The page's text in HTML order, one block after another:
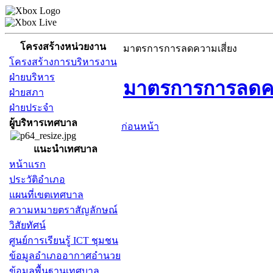
โครงสร้างหน่วยงาน
โครงสร้างการบริหารงาน
ฝ่ายบริหาร
ฝ่ายสภา
ฝ่ายประจำ
ผู้บริหารเทศบาล
แนะนำเทศบาล
หน้าแรก
ประวัติอำเภอ
แผนที่เขตเทศบาล
ความหมายตราสัญลักษณ์
วิสัยทัศน์
ศูนย์การเรียนรู้ ICT ชุมชน
ข้อมูลอำเภออากาศอำนวย
ข้อมูลพื้นฐานเทศบาล
มาตรการการลดความเสี่ยง
มาตรการการลด
ก่อนหน้า